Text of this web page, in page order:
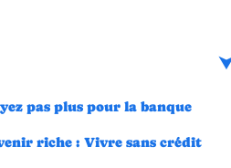
pas plus pour la banque
riche : Vivre sans crédit